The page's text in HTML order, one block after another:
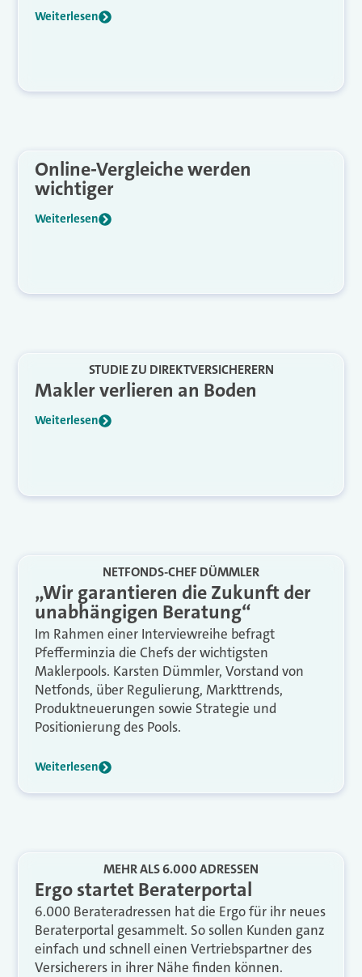
Weiterlesen
Online-Vergleiche werden
wichtiger
Weiterlesen
STUDIE ZU DIREKTVERSICHERERN
Makler verlieren an Boden
Weiterlesen
NETFONDS-CHEF DÜMMLER
„Wir garantieren die Zukunft der
unabhängigen Beratung“
Im Rahmen einer Interviewreihe befragt
Pfefferminzia die Chefs der wichtigsten
Maklerpools. Karsten Dümmler, Vorstand von
Netfonds, über Regulierung, Markttrends,
Produktneuerungen sowie Strategie und
Positionierung des Pools.
Weiterlesen
MEHR ALS 6.000 ADRESSEN
Ergo startet Beraterportal
6.000 Berateradressen hat die Ergo für ihr neues
Beraterportal gesammelt. So sollen Kunden ganz
einfach und schnell einen Vertriebspartner des
Versicherers in ihrer Nähe finden können.